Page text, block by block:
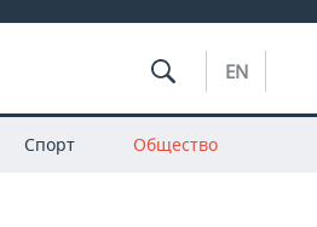
EN
Спорт Общество